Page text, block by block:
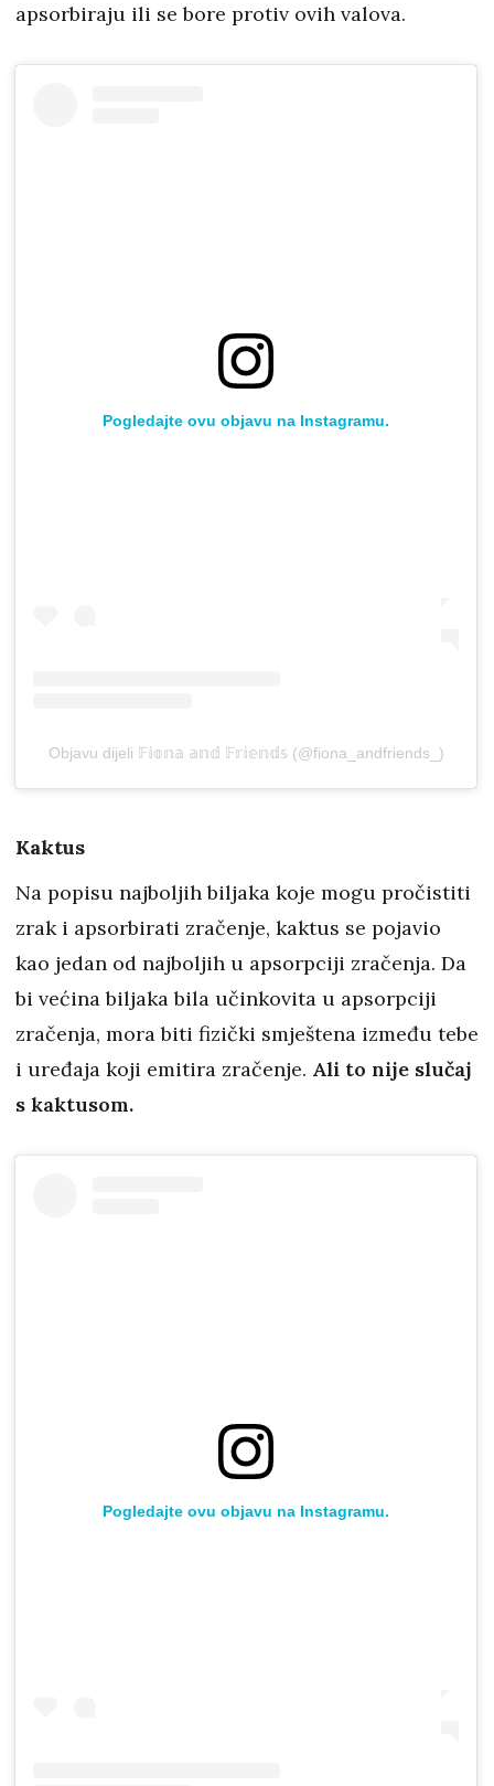
apsorbiraju ili se bore protiv ovih valova.
Pogledajte ovu objavu na Instagramu.
Objavu dijeli 𝔽𝕚𝕠𝕟𝕒 𝕒𝕟𝕕 𝔽𝕣𝕚𝕖𝕟𝕕𝕤 (@fiona_andfriends_)
Kaktus
Na popisu najboljih biljaka koje mogu pročistiti
zrak i apsorbirati zračenje, kaktus se pojavio
kao jedan od najboljih u apsorpciji zračenja. Da
bi većina biljaka bila učinkovita u apsorpciji
zračenja, mora biti fizički smještena između tebe
i uređaja koji emitira zračenje. Ali to nije slučaj
s kaktusom.
Pogledajte ovu objavu na Instagramu.